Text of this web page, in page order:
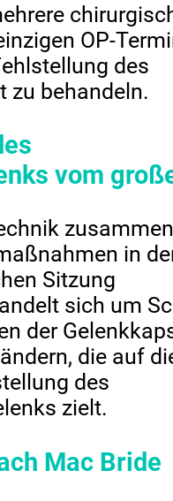
OP-
des
zu behandeln.
vom
in
Sitzung
sich um
der
die auf
des
zielt.
Mac Bride